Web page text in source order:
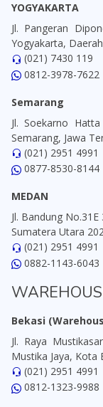
YOGYAKARTA
Jl. Pangeran
Yogyakarta,
(021) 7430 119
0812-3978-7622
Semarang
Jl. Soekarno
Semarang, Jawa
(021) 2951 4991
0877-8530-8144
MEDAN
Jl. Bandung
Sumatera Utara
(021) 2951 4991
0882-1143-6043
Bekasi
Jl. Raya
Mustika Jaya, Kota
(021) 2951 4991
0812-1323-9988